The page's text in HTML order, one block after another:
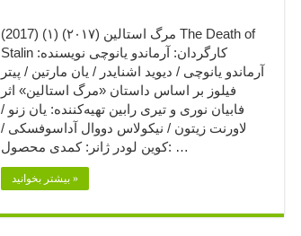
مرگ استالین (۲۰۱۷) (۱) (2017) The Death of
Stalin کارگردان: آرماندو یانوچی نویسنده:
آرماندو یانوچی / دیوید اشنایدر / یان مارتین / پیتر
فیلوز بر اساس داستان «مرگ استالین» اثر
فابیان نوری و تیری رابین تهیه‌کننده: یان زنو /
لاورنت زیتون / نیکولاس دووال آداسوفسکی /
کوین لودر ژانر: کمدی محصول: …
بیشتر بخوانید »